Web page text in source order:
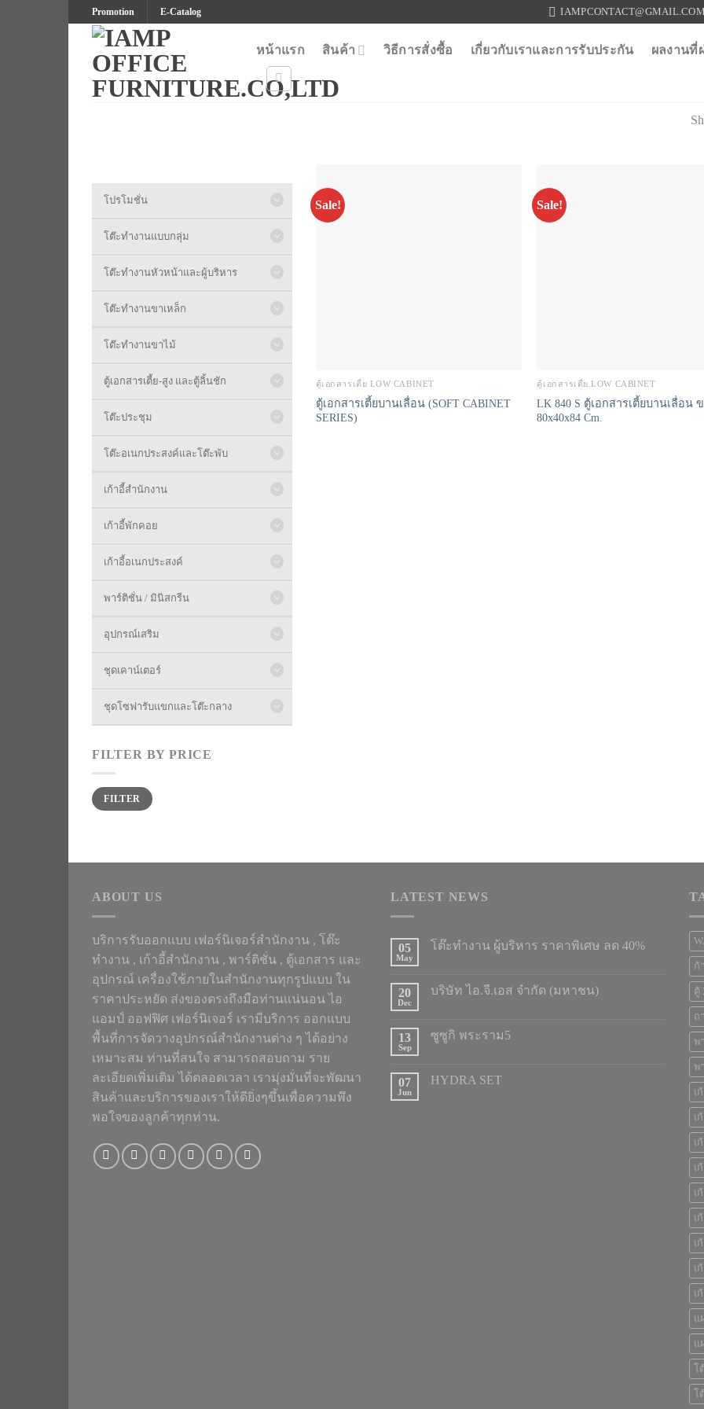
Promotion E-Catalog
หน้าแรก สินค้า วิธีการสั่งซื้อ เกี่ยวกับเราและการรับประกัน ผลงานที่
โปรโมชั่น
โต๊ะทำงานแบบกลุ่ม
โต๊ะทำงานหัวหน้าและผู้บริหาร
โต๊ะทำงานขาเหล็ก
โต๊ะทำงานขาไม้
ตู้เอกสารเตี้ย-สูง และตู้ลิ้นชัก
โต๊ะประชุม
โต๊ะอเนกประสงค์และโต๊ะพับ
เก้าอี้สำนักงาน
เก้าอี้พักคอย
เก้าอี้อเนกประสงค์
พาร์ติชั่น / มินิสกรีน
อุปกรณ์เสริม
ชุดเคาน์เตอร์
ชุดโซฟารับแขกและโต๊ะกลาง
FILTER BY PRICE
Min
price
Max
priceFILTER
Sale!
ตู้เอกสารเตี้ย LOW CABINET
ตู้เอกสารเตี้ยบานเลื่อน (SOFT CABINET
SERIES)
Sale!
ตู้เอกสารเตี้ย LOW CABINET
LK 840 S ตู้เอกสารเตี้ยบานเลื่อน
80x40x84 Cm.
ABOUT US
บริการรับออกแบบ เฟอร์นิเจอร์สำนักงาน , โต๊ะ
ทำงาน , เก้าอี้สำนักงาน , พาร์ติชั่น , ตู้เอกสาร และ
อุปกรณ์ เครื่องใช้ภายในสำนักงานทุกรูปแบบ ใน
ราคาประหยัด ส่งของตรงถึงมือท่านแน่นอน ไอ
แอมป์ ออฟฟิศ เฟอร์นิเจอร์ เรามีบริการ ออกแบบ
พื้นที่การจัดวางอุปกรณ์สำนักงานต่าง ๆ ได้อย่าง
เหมาะสม ท่านที่สนใจ สามารถสอบถาม ราย
ละเอียดเพิ่มเติม ได้ตลอดเวลา เรามุ่งมั่นที่จะพัฒนา
สินค้าและบริการของเราให้ดียิ่งๆขึ้นเพื่อความพึง
พอใจของลูกค้าทุกท่าน.
LATEST NEWS
05
May
โต๊ะทำงาน ผู้บริหาร ราคาพิเศษ ลด 40%
20
Dec
บริษัท ไอ.จี.เอส จำกัด (มหาชน)
13
Sep
ซูซูกิ พระราม5
07
Jun
HYDRA SET
ก้
ตู้
ถ
พ
พ
เ
เ
เ
เ
เ
เ
เ
เ
เ
แ
แ
โ
โ